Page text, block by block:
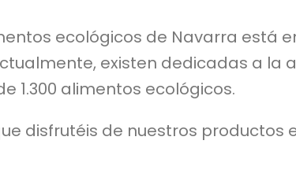
ecológicos de Navarra está
existen dedicadas a la
1.300 alimentos ecológicos.
disfrutéis de nuestros productos